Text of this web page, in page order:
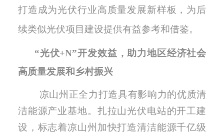
打造成为光伏行业高质量发展新样板 ， 为后
续类似光伏项目建设提供有益参考和借鉴。
“光伏+N”开发效益，助力地区经济社会
高质量发展和乡村振兴
凉山州正全力打造具有影响力的优质清
洁能源产业基地。 扎拉山光伏电站的开工建
设，标志着凉山州加快打造清洁能源千亿级